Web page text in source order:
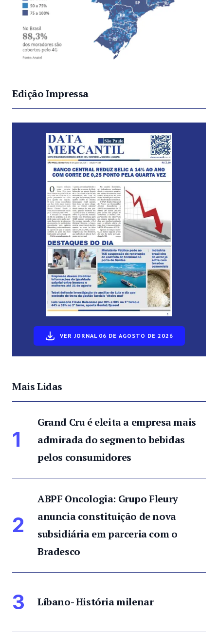
Edição Impressa
VER JORNAL 06 DE AGOSTO DE 2026
Mais Lidas
1
Grand Cru é eleita a empresa mais
admirada do segmento bebidas
pelos consumidores
2
ABPF Oncologia: Grupo Fleury
anuncia constituição de nova
subsidiária em parceria com o
Bradesco
3 Líbano- História milenar